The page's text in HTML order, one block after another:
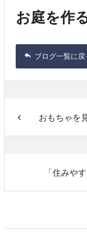
お庭を作
ブログ一覧に戻
おもちゃを
「住みや